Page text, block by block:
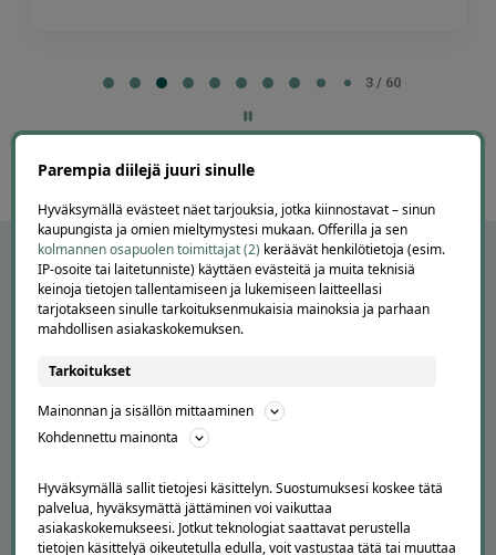
60
4 / 60
Peruuta tilaus
Asiakaspalvelu
Kuinka Offerilla toimii
Parempia diilejä juuri sinulle
Hyväksymällä evästeet näet tarjouksia, jotka kiinnostavat – sinun
kaupungista ja omien mieltymystesi mukaan. Offerilla ja sen
kolmannen osapuolen toimittajat (2) keräävät henkilötietoja (esim.
IP-osoite tai laitetunniste) käyttäen evästeitä ja muita teknisiä
keinoja tietojen tallentamiseen ja lukemiseen laitteellasi
tarjotakseen sinulle tarkoituksenmukaisia mainoksia ja parhaan
mahdollisen asiakaskokemuksen.
Tarkoitukset
Mainonnan ja sisällön mittaaminen
Kohdennettu mainonta
Hyväksymällä sallit tietojesi käsittelyn. Suostumuksesi koskee tätä
palvelua, hyväksymättä jättäminen voi vaikuttaa
asiakaskokemukseesi. Jotkut teknologiat saattavat perustella
tietojen käsittelyä oikeutetulla edulla, voit vastustaa tätä tai muuttaa